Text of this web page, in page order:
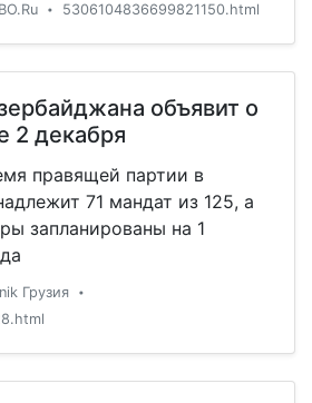
• 5306104836699821150.html
объявит о
2 декабря
правящей партии в
71 мандат из 125, а
запланированы на 1
Грузия •